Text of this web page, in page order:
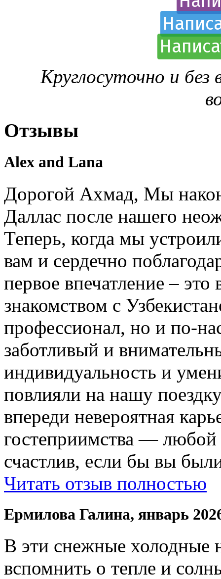
Круглосуточно и
Отзывы
Alex and Lana
Дорогой Ахмад, Мы
Даллас после нашего
Теперь, когда мы
вам и сердечно
первое впечатление –
знакомством с
профессионал, но и по-
заботливый и
индивидуальность и
повлияли на нашу
впереди невероятная
гостеприимства —
счастлив, если бы вы
Читать отзыв полностью
Ермилова Галина, январь
В эти снежные холодные
вспомнить о тепле и